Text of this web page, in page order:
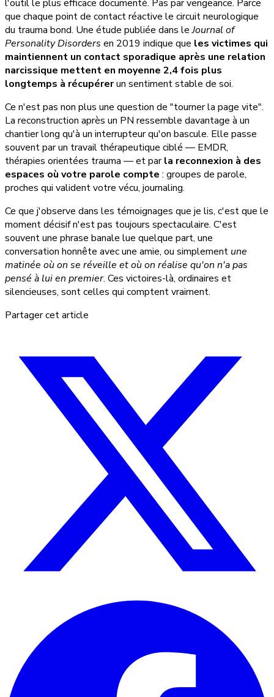
l'outil le plus efficace documenté. Pas par vengeance. Parce
que chaque point de contact réactive le circuit neurologique
du trauma bond. Une étude publiée dans leJournal of
Personality Disorders en 2019 indique que les victimes qui
maintiennent un contact sporadique après une relation
narcissique mettent en moyenne 2,4 fois plus
longtemps à récupérerun sentiment stable de soi.
Ce n'est pas non plus une question de "tourner la page vite".
La reconstruction après un PN ressemble davantage à un
chantier long qu'à un interrupteur qu'on bascule. Elle passe
souvent par un travail thérapeutique ciblé — EMDR,
thérapies orientées trauma — et parla reconnexion à des
espaces où votre parole compte : groupes de parole,
proches qui valident votre vécu, journaling.
Ce que j'observe dans les témoignages que je lis, c'est que le
moment décisif n'est pas toujours spectaculaire. C'est
souvent une phrase banale lue quelque part, une
conversation honnête avec une amie, ou simplement une
matinée où on se réveille et où on réalise qu'on n'a pas
pensé à lui en premier. Ces victoires-là, ordinaires et
silencieuses, sont celles qui comptent vraiment.
Partager cet article